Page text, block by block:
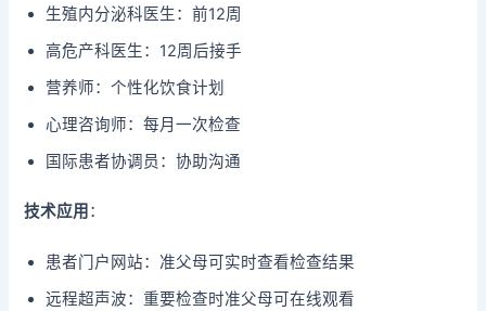
生殖内分泌科医生：前12周
高危产科医生：12周后接手
营养师：个性化饮食计划
心理咨询师：每月一次检查
国际患者协调员：协助沟通
技术应用 ：
患者门户网站：准父母可实时查看检查结果
远程超声波：重要检查时准父母可在线观看